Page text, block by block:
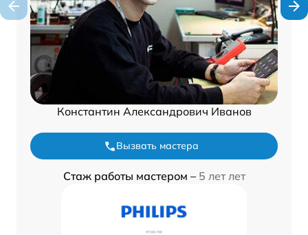
Константин Александрович Иванов
Вызвать мастера
Стаж работы мастером – 5 лет лет